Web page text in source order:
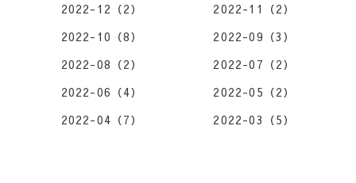
2022-12（2）
2022-11（2）
2022-10（8）
2022-09（3）
2022-08（2）
2022-07（2）
2022-06（4）
2022-05（2）
2022-04（7）
2022-03（5）